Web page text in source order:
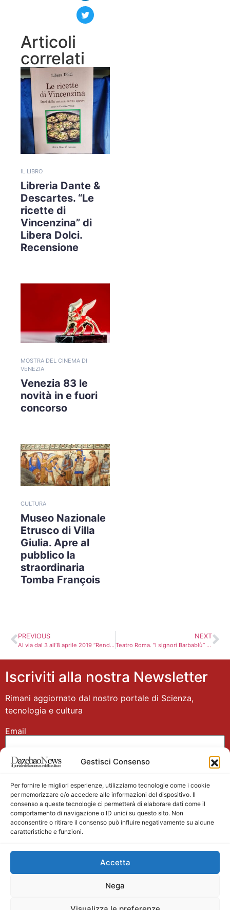
Gestisci Consenso
Per fornire le migliori esperienze, utilizziamo tecnologie come i cookie
per memorizzare e/o accedere alle informazioni del dispositivo. Il
consenso a queste tecnologie ci permetterà di elaborare dati come il
comportamento di navigazione o ID unici su questo sito. Non
acconsentire o ritirare il consenso può influire negativamente su alcune
caratteristiche e funzioni.
Accetta
Nega
Articoli
correlati
IL LIBRO
Libreria Dante &
Descartes. “Le
ricette di
Vincenzina” di
Libera Dolci.
Recensione
MOSTRA DEL CINEMA DI
VENEZIA
Venezia 83 le
novità in e fuori
concorso
CULTURA
Museo Nazionale
Etrusco di Villa
Giulia. Apre al
pubblico la
straordinaria
Tomba François
PREVIOUS
Al via dal 3 all’8 aprile 2019 “Rendez-vous”, il festival del nuovo cinema francese
NEXT
Teatro Roma. “I signori Barbablù” fino al 14 aprile
Iscriviti alla nostra Newsletter
Rimani aggiornato dal nostro portale di Scienza,
tecnologia e cultura
Email
Nome
Main partner